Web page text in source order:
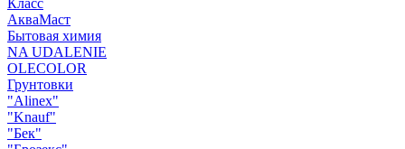
Класс
АкваМаст
Бытовая химия
NA UDALENIE
OLECOLOR
Грунтовки
"Alinex"
"Knauf"
"Бек"